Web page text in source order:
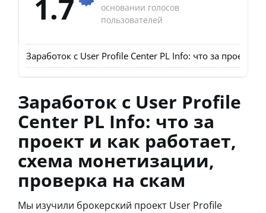
1.7
основании голосов
пользователей
Заработок с User Profile Center PL Info: что за проект
Заработок с User Profile
Center PL Info: что за
проект и как работает,
схема монетизации,
проверка на скам
Мы изучили брокерский проект User Profile